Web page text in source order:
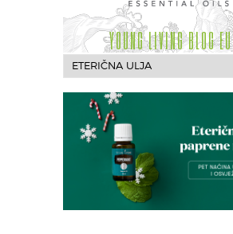
YOUNG LIVING BLOG EU